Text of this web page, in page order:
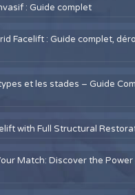
: Guide complet
Facelift : Guide complet,
et les stades – Guide
with Full Structural
Match: Discover the Power